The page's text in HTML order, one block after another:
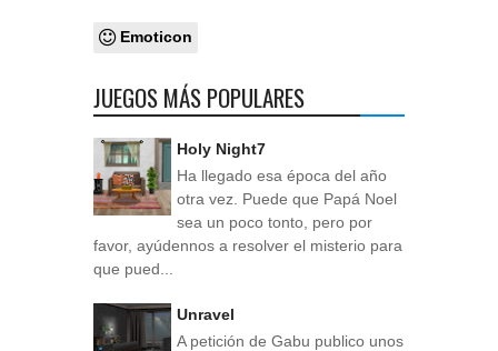
Emoticon
JUEGOS MÁS POPULARES
Holy Night7
Ha llegado esa época del año
otra vez. Puede que Papá Noel
sea un poco tonto, pero por
favor, ayúdennos a resolver el misterio para
que pued...
Unravel
A petición de Gabu publico unos